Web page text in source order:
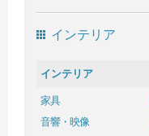
インテリア
インテリア
家具
音響・映像